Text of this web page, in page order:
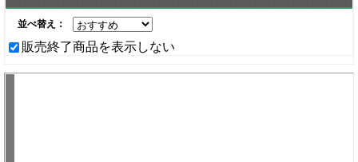
並べ替え：
販売終了商品を表示しない